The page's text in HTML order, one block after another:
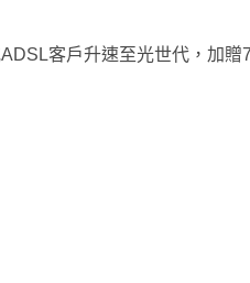
客戶升速至光世代，加贈